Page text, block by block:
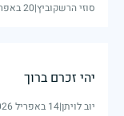
סוזי הרשקוביץ|20 באפריל 2026
יהי זכרם ברוך
יוב לויתן|14 באפריל 2026